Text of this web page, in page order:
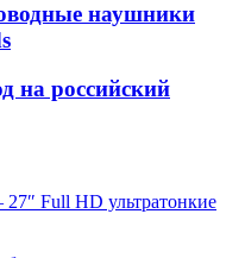
наушники
на российский
Full HD ультратонкие